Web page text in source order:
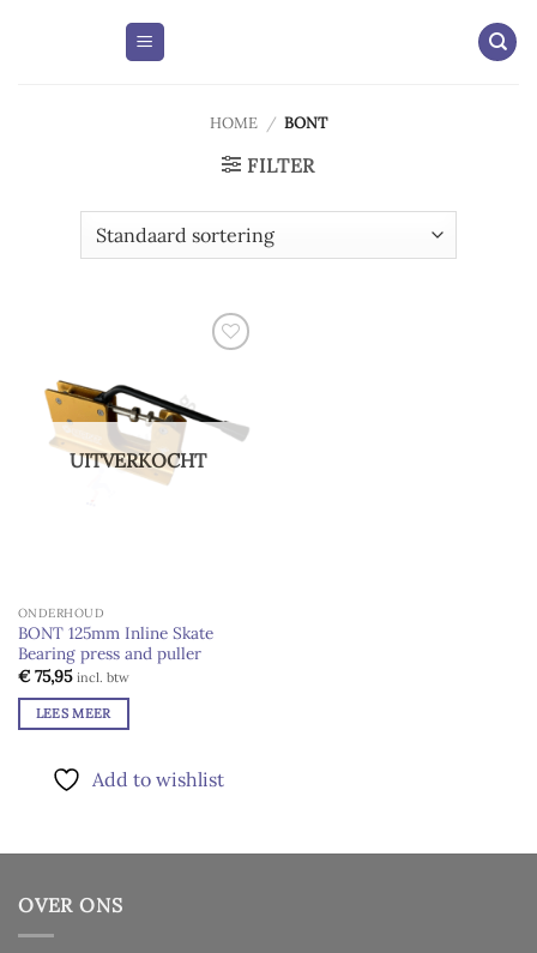
HOME / BONT
FILTER
UITVERKOCHT
ONDERHOUD
BONT 125mm Inline Skate
Bearing press and puller
€75,95 incl. btw
LEES MEER
Add to wishlist
OVER ONS